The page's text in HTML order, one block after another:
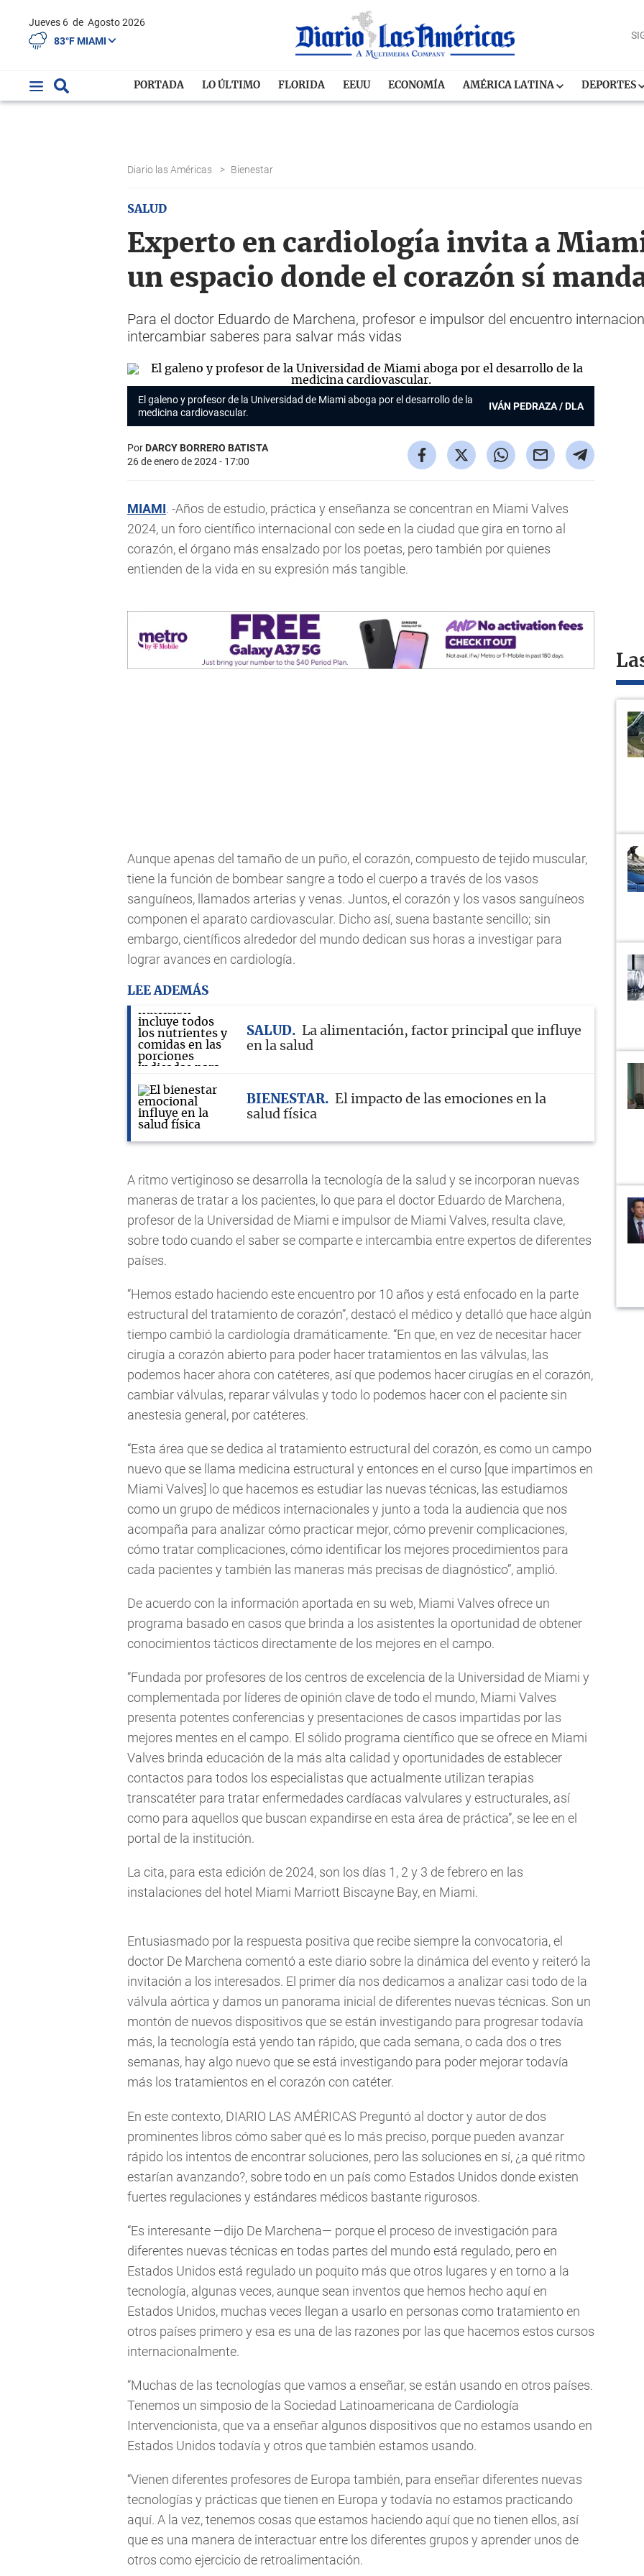
Jueves 6 de Agosto 2026
83°F MIAMI
PORTADA LO ÚLTIMO FLORIDA EEUU ECONOMÍA AMÉRICA LATINA DEPORTES
Diario las Américas > Bienestar
SALUD
Experto en cardiología invita a
un espacio donde el corazón sí
Para el doctor Eduardo de Marchena, profesor e impulsor del encuentro
intercambiar saberes para salvar más vidas
El galeno y profesor de la Universidad de Miami aboga por el desarrollo de la
medicina cardiovascular.
IVÁN PEDRAZA / DLA
PorDARCY BORRERO BATISTA
26 de enero de 2024 - 17:00
MIAMI. -Años de estudio, práctica y enseñanza se concentran en Miami Valves
2024, un foro científico internacional con sede en la ciudad que gira en torno al
corazón, el órgano más ensalzado por los poetas, pero también por quienes
entienden de la vida en su expresión más tangible.
Aunque apenas del tamaño de un puño, el corazón, compuesto de tejido muscular,
tiene la función de bombear sangre a todo el cuerpo a través de los vasos
sanguíneos, llamados arterias y venas. Juntos, el corazón y los vasos sanguíneos
componen el aparato cardiovascular. Dicho así, suena bastante sencillo; sin
embargo, científicos alrededor del mundo dedican sus horas a investigar para
lograr avances en cardiología.
LEE ADEMÁS
SALUD
La alimentación, factor principal que influye
en la salud
BIENESTAR
El impacto de las emociones en la
salud física
A ritmo vertiginoso se desarrolla la tecnología de la salud y se incorporan nuevas
maneras de tratar a los pacientes, lo que para el doctor Eduardo de Marchena,
profesor de la Universidad de Miami e impulsor de Miami Valves, resulta clave,
sobre todo cuando el saber se comparte e intercambia entre expertos de diferentes
países.
“Hemos estado haciendo este encuentro por 10 años y está enfocado en la parte
estructural del tratamiento de corazón”, destacó el médico y detalló que hace algún
tiempo cambió la cardiología dramáticamente. “En que, en vez de necesitar hacer
cirugía a corazón abierto para poder hacer tratamientos en las válvulas, las
podemos hacer ahora con catéteres, así que podemos hacer cirugías en el corazón,
cambiar válvulas, reparar válvulas y todo lo podemos hacer con el paciente sin
anestesia general, por catéteres.
“Esta área que se dedica al tratamiento estructural del corazón, es como un campo
nuevo que se llama medicina estructural y entonces en el curso [que impartimos en
Miami Valves] lo que hacemos es estudiar las nuevas técnicas, las estudiamos
como un grupo de médicos internacionales y junto a toda la audiencia que nos
acompaña para analizar cómo practicar mejor, cómo prevenir complicaciones,
cómo tratar complicaciones, cómo identificar los mejores procedimientos para
cada pacientes y también las maneras más precisas de diagnóstico”, amplió.
De acuerdo con la información aportada en su web, Miami Valves ofrece un
programa basado en casos que brinda a los asistentes la oportunidad de obtener
conocimientos tácticos directamente de los mejores en el campo.
“Fundada por profesores de los centros de excelencia de la Universidad de Miami y
complementada por líderes de opinión clave de todo el mundo, Miami Valves
presenta potentes conferencias y presentaciones de casos impartidas por las
mejores mentes en el campo. El sólido programa científico que se ofrece en Miami
Valves brinda educación de la más alta calidad y oportunidades de establecer
contactos para todos los especialistas que actualmente utilizan terapias
transcatéter para tratar enfermedades cardíacas valvulares y estructurales, así
como para aquellos que buscan expandirse en esta área de práctica”, se lee en el
portal de la institución.
La cita, para esta edición de 2024, son los días 1, 2 y 3 de febrero en las
instalaciones del hotel Miami Marriott Biscayne Bay, en Miami.
Entusiasmado por la respuesta positiva que recibe siempre la convocatoria, el
doctor De Marchena comentó a este diario sobre la dinámica del evento y reiteró la
invitación a los interesados. El primer día nos dedicamos a analizar casi todo de la
válvula aórtica y damos un panorama inicial de diferentes nuevas técnicas. Son un
montón de nuevos dispositivos que se están investigando para progresar todavía
más, la tecnología está yendo tan rápido, que cada semana, o cada dos o tres
semanas, hay algo nuevo que se está investigando para poder mejorar todavía
más los tratamientos en el corazón con catéter.
En este contexto, DIARIO LAS AMÉRICAS Preguntó al doctor y autor de dos
prominentes libros cómo saber qué es lo más preciso, porque pueden avanzar
rápido los intentos de encontrar soluciones, pero las soluciones en sí, ¿a qué ritmo
estarían avanzando?, sobre todo en un país como Estados Unidos donde existen
fuertes regulaciones y estándares médicos bastante rigurosos.
“Es interesante —dijo De Marchena— porque el proceso de investigación para
diferentes nuevas técnicas en todas partes del mundo está regulado, pero en
Estados Unidos está regulado un poquito más que otros lugares y en torno a la
tecnología, algunas veces, aunque sean inventos que hemos hecho aquí en
Estados Unidos, muchas veces llegan a usarlo en personas como tratamiento en
otros países primero y esa es una de las razones por las que hacemos estos cursos
internacionalmente.
“Muchas de las tecnologías que vamos a enseñar, se están usando en otros países.
Tenemos un simposio de la Sociedad Latinoamericana de Cardiología
Intervencionista, que va a enseñar algunos dispositivos que no estamos usando en
Estados Unidos todavía y otros que también estamos usando.
“Vienen diferentes profesores de Europa también, para enseñar diferentes nuevas
tecnologías y prácticas que tienen en Europa y todavía no estamos practicando
aquí. A la vez, tenemos cosas que estamos haciendo aquí que no tienen ellos, así
que es una manera de interactuar entre los diferentes grupos y aprender unos de
otros como ejercicio de retroalimentación.